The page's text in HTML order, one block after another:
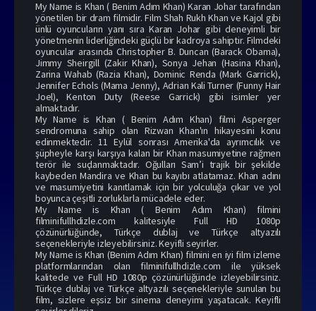
My Name is Khan ( Benim Adım Khan) Karan Johar tarafından
yönetilen bir dram filmidir. Film Shah Rukh Khan ve Kajol gibi
ünlü oyuncuların yanı sıra Karan Johar gibi deneyimli bir
yönetmenin liderliğindeki güçlü bir kadroya sahiptir. Filmdeki
oyuncular arasında Christopher B. Duncan (Barack Obama),
Jimmy Sheirgill (Zakir Khan), Sonya Jehan (Hasina Khan),
Zarina Wahab (Razia Khan), Dominic Renda (Mark Garrick),
Jennifer Echols (Mama Jenny), Adrian Kali Turner (Funny Hair
Joel), Kenton Duty (Reese Garrick) gibi isimler yer
almaktadır.
My Name is Khan ( Benim Adım Khan) filmi Asperger
sendromuna sahip olan Rizwan Khan'ın hikayesini konu
edinmektedir. 11 Eylül sonrası Amerika'da ayrımcılık ve
şüpheyle karşı karşıya kalan bir Khan masumiyetine rağmen
terör ile suçlanmaktadır. Oğulları Sam’i trajik bir şekilde
kaybeden Mandira ve Khan bu kayıbı atlatamaz. Khan adını
ve masumiyetini kanıtlamak için bir yolculuğa çıkar ve yol
boyunca çeşitli zorluklarla mücadele eder.
My Name is Khan ( Benim Adım Khan) filmini
filminifullhdizle.com kalitesiyle Full HD 1080p
çözünürlüğünde, Türkçe dublaj ve Türkçe altyazılı
seçenekleriyle izleyebilirsiniz. Keyifli seyirler.
My Name is Khan (Benim Adım Khan) filmini en iyi film izleme
platformlarından olan filminifullhdizle.com ile yüksek
kalitede ve Full HD 1080p çözünürlüğünde izleyebilirsiniz.
Türkçe dublaj ve Türkçe altyazılı seçenekleriyle sunulan bu
film, sizlere eşsiz bir sinema deneyimi yaşatacak. Keyifli